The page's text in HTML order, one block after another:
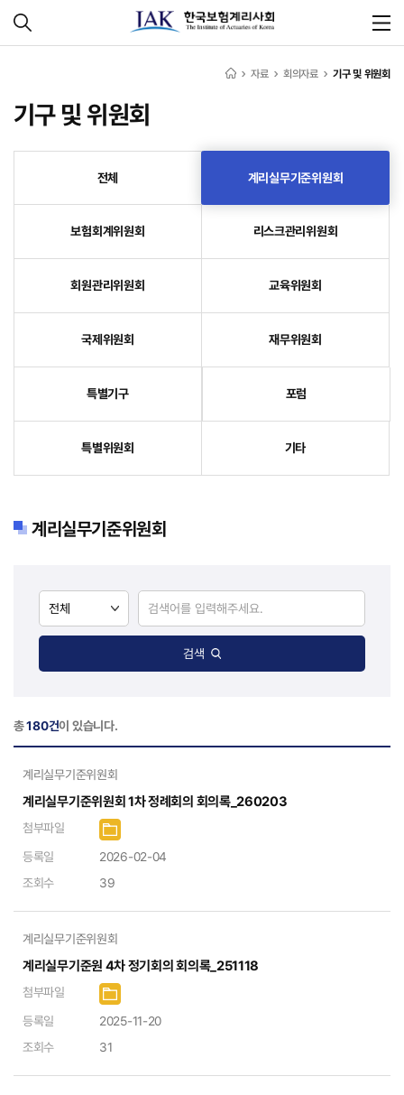
자료 회의자료 기구 및 위원회
기구 및 위원회
전체 계리실무기준위원회
보험회계위원회 리스크관리위원회
회원관리위원회 교육위원회
국제위원회 재무위원회
특별기구 포럼
특별위원회 기타
계리실무기준위원회
검색
총180건이 있습니다.
계리실무기준위원회
계리실무기준위원회 1차 정례회의 회의록_260203
첨부파일
등록일
2026-02-04
조회수
39
계리실무기준위원회
계리실무기준원 4차 정기회의 회의록_251118
첨부파일
등록일
2025-11-20
조회수
31